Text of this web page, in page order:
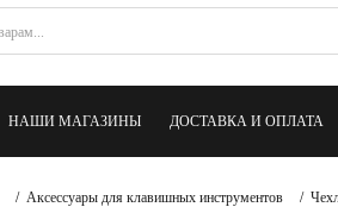
НАШИ МАГАЗИНЫ ДОСТАВКА И ОПЛАТА
/ Аксессуары для клавишных инструментов /